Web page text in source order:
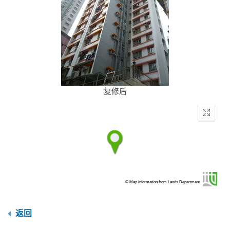
复修后
Enter
© Map information from Lands Department
返回